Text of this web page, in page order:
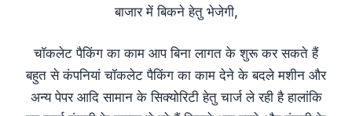
बाजार में बिकने हेतु भेजेगी,
चॉकलेट पैकिंग का काम आप बिना लागत के शुरू कर सकते हैं
बहुत से कंपनियां चॉकलेट पैकिंग का काम देने के बदले मशीन और
अन्य पेपर आदि सामान के सिक्योरिटी हेतु चार्ज ले रही है हालांकि